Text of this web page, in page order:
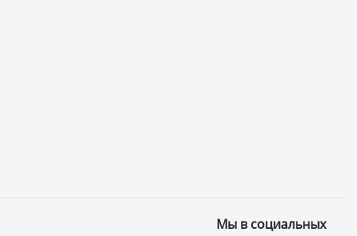
Мы в социальных